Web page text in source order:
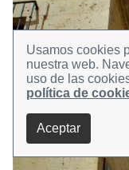
Usamos cookies
nuestra web.
uso de las
política de
Aceptar